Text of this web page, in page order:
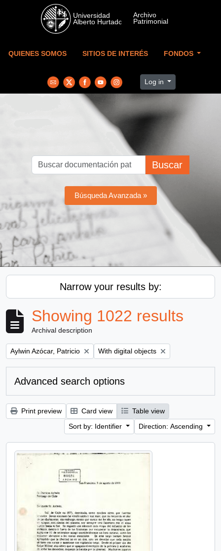
Skip to main content
QUIENES SOMOS SITIOS DE INTERÉS FONDOS
Log in
Buscar
Búsqueda Avanzada »
Narrow your results by:
Showing 1022 results
Archival description
Remove filter:
Aylwin Azócar, Patricio Remove filter:
With digital objects
Advanced search options
Print preview Card view
Table view
Sort by: Identifier
Direction: Ascending